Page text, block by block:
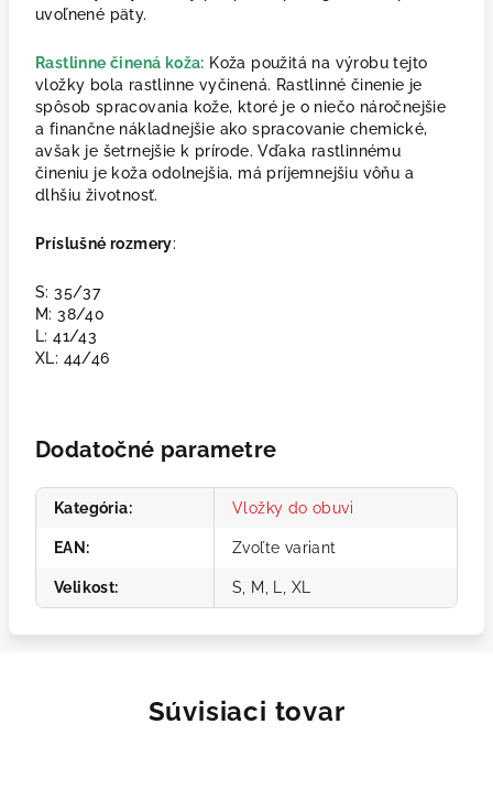
uvoľnené päty.
Rastlinne činená koža: Koža použitá na výrobu tejto
vložky bola rastlinne vyčinená. Rastlinné činenie je
spôsob spracovania kože, ktoré je o niečo náročnejšie
a finančne nákladnejšie ako spracovanie chemické,
avšak je šetrnejšie k prírode. Vďaka rastlinnému
čineniu je koža odolnejšia, má príjemnejšiu vôňu a
dlhšiu životnosť.
Príslušné rozmery:
S: 35/37
M: 38/40
L: 41/43
XL: 44/46
Dodatočné parametre
Kategória: Vložky do obuvi
EAN : Zvoľte variant
Velikost: S, M, L, XL
Súvisiaci tovar